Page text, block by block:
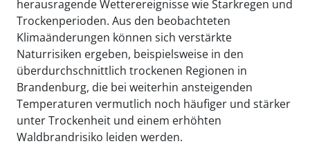
herausragende Wetterereignisse wie Starkregen und
Trockenperioden. Aus den beobachteten
Klimaänderungen können sich verstärkte
Naturrisiken ergeben, beispielsweise in den
überdurchschnittlich trockenen Regionen in
Brandenburg, die bei weiterhin ansteigenden
Temperaturen vermutlich noch häufiger und stärker
unter Trockenheit und einem erhöhten
Waldbrandrisiko leiden werden.